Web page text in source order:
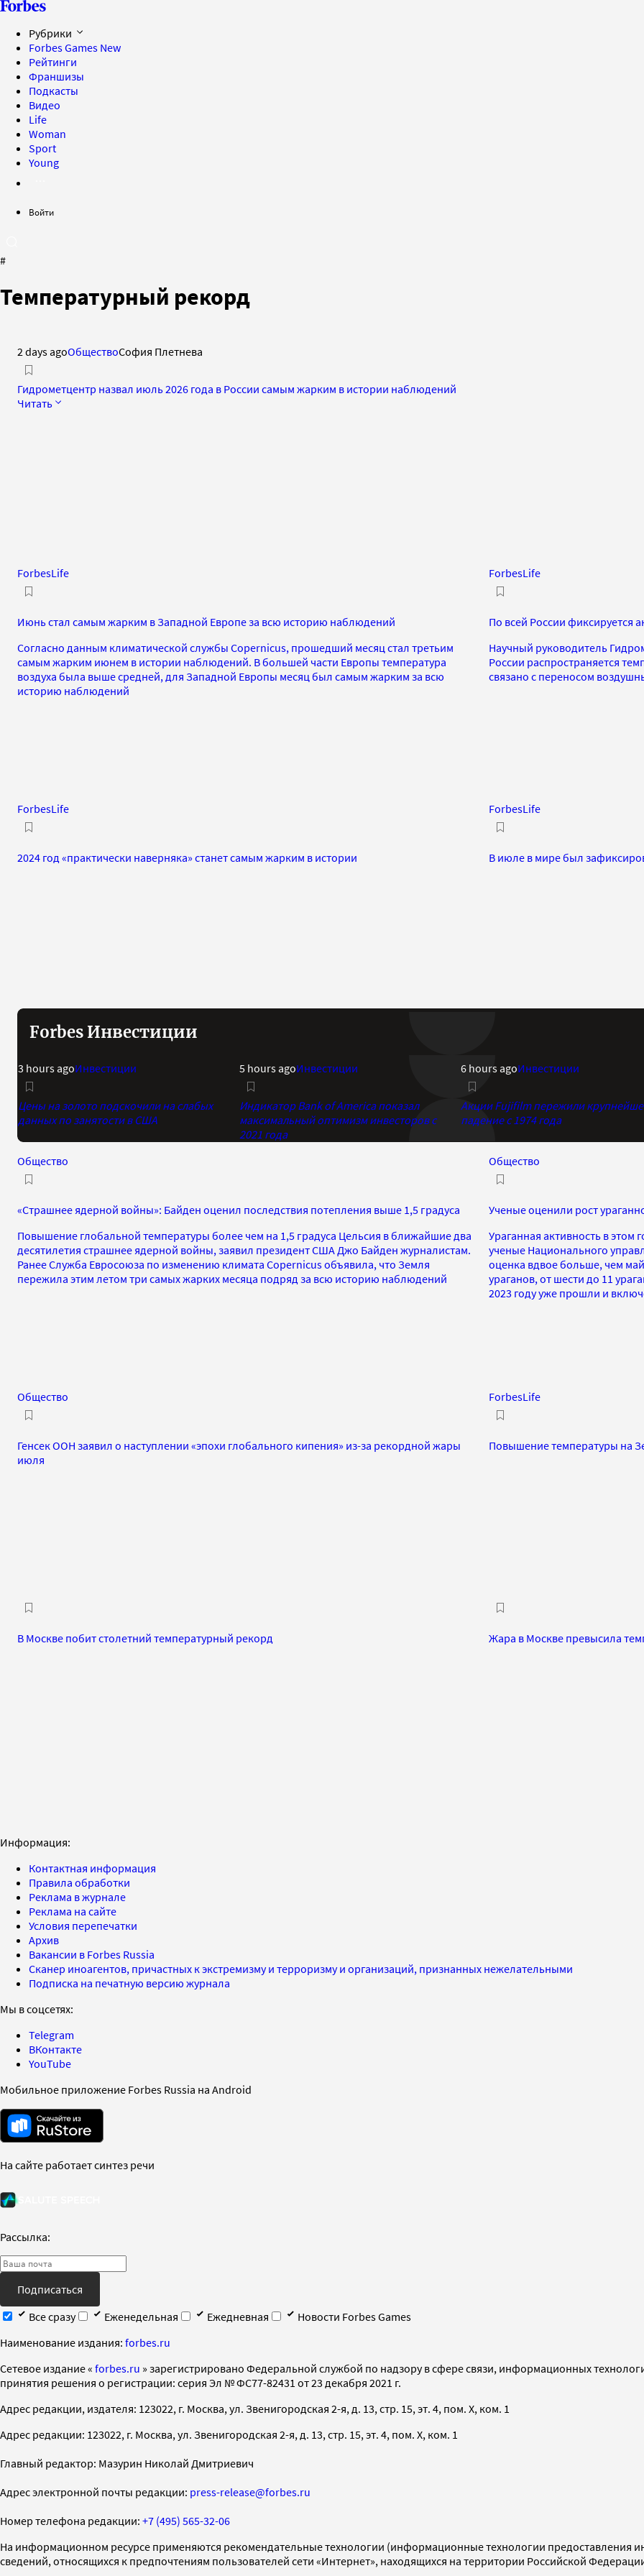
Рубрики
Forbes Games New
Рейтинги
Франшизы
Подкасты
Видео
Life
Woman
Sport
Young
Войти
#
Температурный рекорд
2 days agoОбществоСофия Плетнева
Гидрометцентр назвал июль 2026 года в России самым жарким в истории наблюдений
Читать
ForbesLife
Июнь стал самым жарким в Западной Европе за всю историю наблюдений
Согласно данным климатической службы Copernicus, прошедший месяц стал третьим
самым жарким июнем в истории наблюдений. В большей части Европы температура
воздуха была выше средней, для Западной Европы месяц был самым жарким за всю
историю наблюдений
ForbesLife
По всей России фиксируется
Научный руководитель
России распространяется
связано с переносом
ForbesLife
2024 год «практически наверняка» станет самым жарким в истории
ForbesLife
В июле в мире был
Forbes Инвестиции
3 hours agoИнвестиции
Цены на золото подскочили на слабых
данных по занятости в США
5 hours agoИнвестиции
Индикатор Bank of America показал
максимальный оптимизм инвесторов с
2021 года
6 hours agoИнвестиции
Акции Fujifilm пережили
падение с 1974 года
Общество
«Страшнее ядерной войны»: Байден оценил последствия потепления выше 1,5 градуса
Повышение глобальной температуры более чем на 1,5 градуса Цельсия в ближайшие два
десятилетия страшнее ядерной войны, заявил президент США Джо Байден журналистам.
Ранее Служба Евросоюза по изменению климата Copernicus объявила, что Земля
пережила этим летом три самых жарких месяца подряд за всю историю наблюдений
Общество
Ученые оценили рост
Ураганная активность в
ученые Национального
оценка вдвое больше, чем
ураганов, от шести до 11
2023 году уже прошли и
Общество
Генсек ООН заявил о наступлении «эпохи глобального кипения» из-за рекордной жары
июля
ForbesLife
Повышение температуры на
В Москве побит столетний температурный рекорд Жара в Москве превысила
Информация:
Контактная информация
Правила обработки
Реклама в журнале
Реклама на сайте
Условия перепечатки
Архив
Вакансии в Forbes Russia
Сканер иноагентов, причастных к экстремизму и терроризму и организаций, признанных нежелательными
Подписка на печатную версию журнала
Мы в соцсетях:
Telegram
ВКонтакте
YouTube
Мобильное приложение Forbes Russia на Android
На сайте работает синтез речи
Рассылка:
Подписаться
Все сразу
Еженедельная Ежедневная
Новости Forbes Games
Наименование издания: forbes.ru
Cетевое издание « forbes.ru » зарегистрировано Федеральной службой по надзору в сфере связи, информационных
принятия решения о регистрации: серия Эл № ФС77-82431 от 23 декабря 2021 г.
Адрес редакции, издателя: 123022, г. Москва, ул. Звенигородская 2-я, д. 13, стр. 15, эт. 4, пом. X, ком. 1
Адрес редакции: 123022, г. Москва, ул. Звенигородская 2-я, д. 13, стр. 15, эт. 4, пом. X, ком. 1
Главный редактор: Мазурин Николай Дмитриевич
Адрес электронной почты редакции: press-release@forbes.ru
Номер телефона редакции: +7 (495) 565-32-06
На информационном ресурсе применяются рекомендательные технологии (информационные технологии предоставления
сведений, относящихся к предпочтениям пользователей сети «Интернет», находящихся на территории Российской